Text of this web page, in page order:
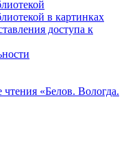
в картинках
доступа к
«Белов. Вологда.